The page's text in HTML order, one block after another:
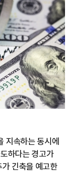
지속하는 동시에
하다는 경고가
긴축을 예고한